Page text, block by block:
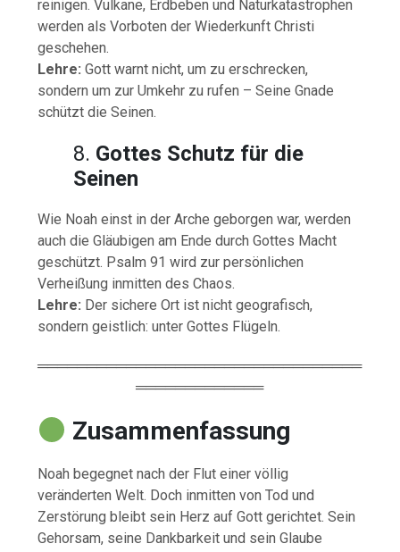
reinigen. Vulkane, Erdbeben und Naturkatastrophen
werden als Vorboten der Wiederkunft Christi
geschehen.
Lehre: Gott warnt nicht, um zu erschrecken,
sondern um zur Umkehr zu rufen – Seine Gnade
schützt die Seinen.
8. Gottes Schutz für die
Seinen
Wie Noah einst in der Arche geborgen war, werden
auch die Gläubigen am Ende durch Gottes Macht
geschützt. Psalm 91 wird zur persönlichen
Verheißung inmitten des Chaos.
Lehre: Der sichere Ort ist nicht geografisch,
sondern geistlich: unter Gottes Flügeln.
═════════════════════════════════
═════════════
Zusammenfassung
Noah begegnet nach der Flut einer völlig
veränderten Welt. Doch inmitten von Tod und
Zerstörung bleibt sein Herz auf Gott gerichtet. Sein
Gehorsam, seine Dankbarkeit und sein Glaube